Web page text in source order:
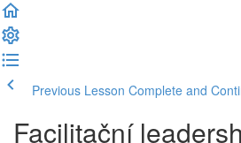
Previous Lesson Complete and
Facilitační